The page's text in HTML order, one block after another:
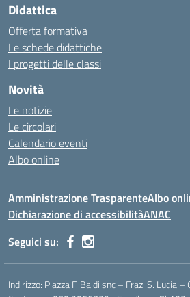
Didattica
Offerta formativa
Le schede didattiche
I progetti delle classi
Novità
Le notizie
Le circolari
Calendario eventi
Albo online
Amministrazione TrasparenteAlbo
Dichiarazione di accessibilitàANAC
Seguici su:
Indirizzo: Piazza F. Baldi snc – Fraz. S. Lucia –